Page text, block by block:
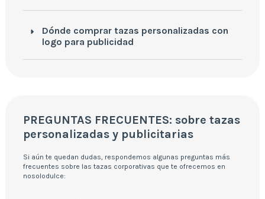
Dónde comprar tazas personalizadas con
logo para publicidad
PREGUNTAS FRECUENTES: sobre tazas
personalizadas y publicitarias
Si aún te quedan dudas, respondemos algunas preguntas más
frecuentes sobre las tazas corporativas que te ofrecemos en
nosolodulce: